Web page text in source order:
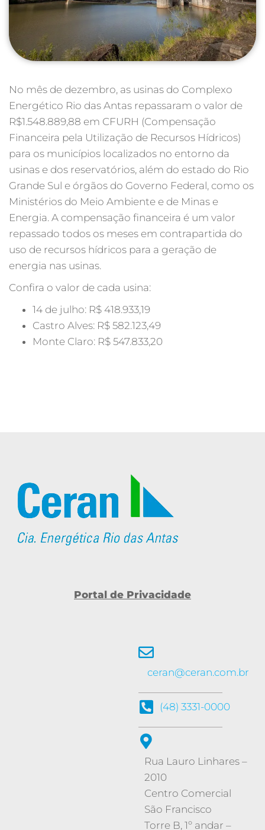
No mês de dezembro, as usinas do Complexo
Energético Rio das Antas repassaram o valor de
R$1.548.889,88 em CFURH (Compensação
Financeira pela Utilização de Recursos Hídricos)
para os municípios localizados no entorno da
usinas e dos reservatórios, além do estado do Rio
Grande Sul e órgãos do Governo Federal, como os
Ministérios do Meio Ambiente e de Minas e
Energia. A compensação financeira é um valor
repassado todos os meses em contrapartida do
uso de recursos hídricos para a geração de
energia nas usinas.
Confira o valor de cada usina:
14 de julho: R$ 418.933,19
Castro Alves: R$ 582.123,49
Monte Claro: R$ 547.833,20
Portal de Privacidade
ceran@ceran.com.br
(48) 3331-0000
Rua Lauro Linhares –
2010
Centro Comercial
São Francisco
Torre B, 1º andar –